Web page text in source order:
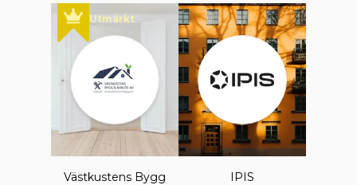
Utmärkt
Västkustens Bygg
IPIS